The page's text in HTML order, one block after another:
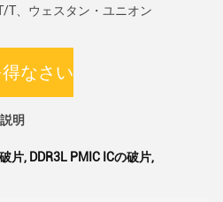
T、ウェスタン・ユニオン
なさい
明
片, DDR3L PMIC ICの破片,